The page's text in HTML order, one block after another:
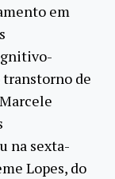
em
de
na sexta-
Lopes, do